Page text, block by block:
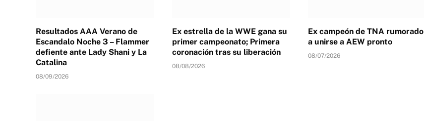
Resultados AAA Verano de
Escandalo Noche 3 – Flammer
defiente ante Lady Shani y La
Catalina
08/09/2026
Ex estrella de la WWE gana su
primer campeonato; Primera
coronación tras su liberación
08/08/2026
Ex campeón de TNA rumorado
a unirse a AEW pronto
08/07/2026